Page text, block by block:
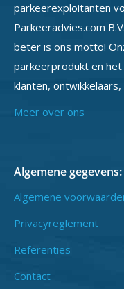
parkeerexploitanten
Parkeeradvies.com
beter is ons motto!
parkeerprodukt en
klanten,
Meer over ons
Algemene gegevens:
Algemene
Privacyreglement
Referenties
Contact